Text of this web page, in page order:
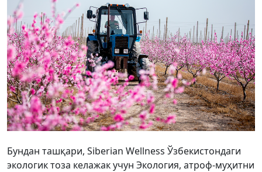
Бундан ташқари, Siberian Wellness Ўзбекистондаги
экологик тоза келажак учун Экология, атроф-муҳитни